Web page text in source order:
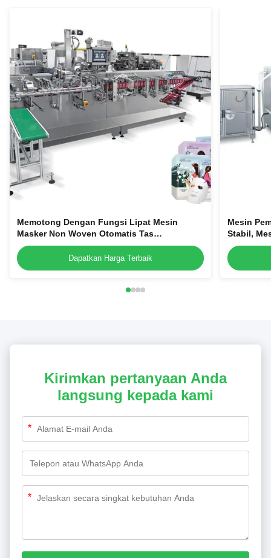
Memotong Dengan Fungsi Lipat Mesin
Masker Non Woven Otomatis Tas
Membentuk Mesin Masker Wajah
Dapatkan Harga Terbaik
Mesin
Stabil,
Kirimkan pertanyaan Anda
langsung kepada kami
*
*